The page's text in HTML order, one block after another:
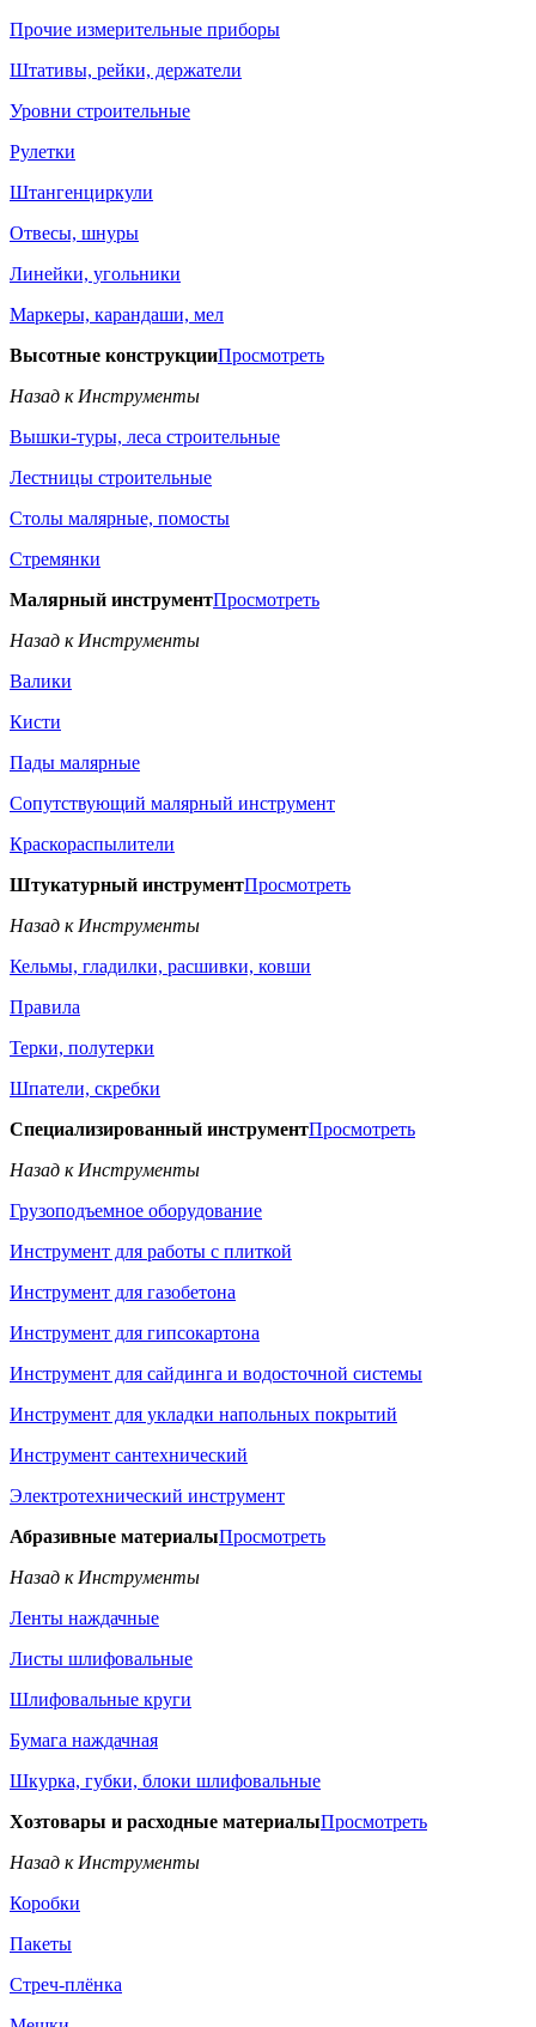
Прочие измерительные приборы
Штативы, рейки, держатели
Уровни строительные
Рулетки
Штангенциркули
Отвесы, шнуры
Линейки, угольники
Маркеры, карандаши, мел
Высотные конструкцииПросмотреть
Назад к Инструменты
Вышки-туры, леса строительные
Лестницы строительные
Столы малярные, помосты
Стремянки
Малярный инструментПросмотреть
Назад к Инструменты
Валики
Кисти
Пады малярные
Сопутствующий малярный инструмент
Краскораспылители
Штукатурный инструментПросмотреть
Назад к Инструменты
Кельмы, гладилки, расшивки, ковши
Правила
Терки, полутерки
Шпатели, скребки
Специализированный инструментПросмотреть
Назад к Инструменты
Грузоподъемное оборудование
Инструмент для работы с плиткой
Инструмент для газобетона
Инструмент для гипсокартона
Инструмент для сайдинга и водосточной системы
Инструмент для укладки напольных покрытий
Инструмент сантехнический
Электротехнический инструмент
Абразивные материалыПросмотреть
Назад к Инструменты
Ленты наждачные
Листы шлифовальные
Шлифовальные круги
Бумага наждачная
Шкурка, губки, блоки шлифовальные
Хозтовары и расходные материалыПросмотреть
Назад к Инструменты
Коробки
Пакеты
Стреч-плёнка